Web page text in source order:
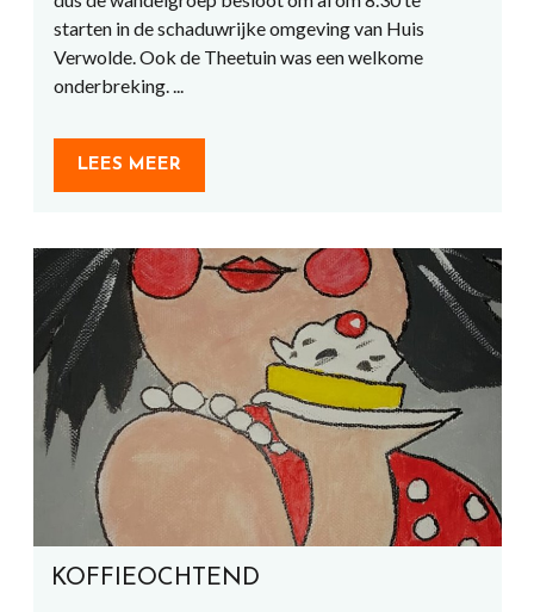
starten in de schaduwrijke omgeving van Huis
Verwolde. Ook de Theetuin was een welkome
onderbreking. ...
LEES MEER
KOFFIEOCHTEND